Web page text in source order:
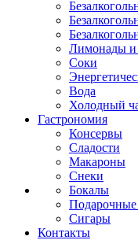
Лимонады и
Соки
Вода
Холодный
Гастрономия
Консервы
Сладости
Макароны
Снеки
Бокалы
Сигары
Контакты